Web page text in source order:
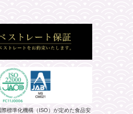
際標準化機構（ISO）が定めた食品安